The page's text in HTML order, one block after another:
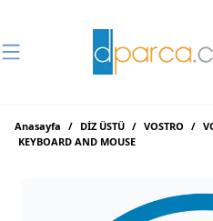
Anasayfa / DİZ ÜSTÜ / VOSTRO /
KEYBOARD AND MOUSE